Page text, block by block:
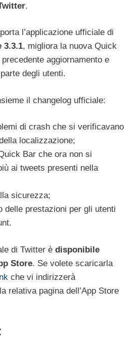
.
l’applicazione ufficiale di
3.3.1, migliora la nuova Quick
aggiornamento e
degli utenti.
il changelog ufficiale:
di crash che si verificavano
localizzazione;
Bar che ora non si
ai tweets presenti nella
sicurezza;
delle prestazioni per gli utenti
di Twitter è disponibile
Store. Se volete scaricarla
che vi indirizzerà
relativa pagina dell’App Store